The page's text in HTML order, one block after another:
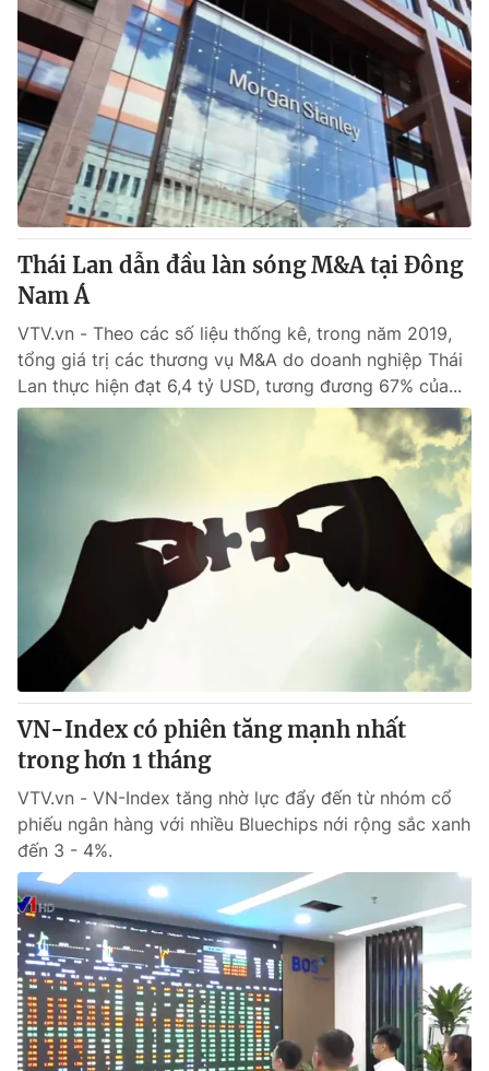
VTV Money VTV Thể thao
VTV Sức khoẻ Bất động sản
Thị trường 24h Tấm lòng Việt
VTV4 Vươn mình bằng AI
VTV9
Liên hệ tòa soạn English
Theo dõi báo trên
Cơ quan chủ quản:
Đài Truyền hình Việt Nam
Cơ quan báo chí: Thời báo VTV
Giấy phép hoạt động báo in và báo điện tử số 483/GP-BTTTT
cấp ngày 29/12/2023
Tổng Biên tập:Vũ Thanh Thủy
Phó Tổng Biên tập: Nguyễn Thị Mỹ Hạnh, Phạm Quốc Thắng,
Nguyễn Trọng Ninh
024.38 355 931 - 024.38 355 932
Ðiện thoại Thời báo VTV:024.66 897 897
Email: toasoan@vtv.vn
Liên hệ quảng cáo:024-7300.7108
Thái Lan dẫn đầu làn sóng M&A tại Đông
Nam Á
VTV.vn - Theo các số liệu thống kê, trong năm 2019,
tổng giá trị các thương vụ M&A do doanh nghiệp Thái
Lan thực hiện đạt 6,4 tỷ USD, tương đương 67% của...
VN-Index có phiên tăng mạnh nhất
trong hơn 1 tháng
VTV.vn - VN-Index tăng nhờ lực đẩy đến từ nhóm cổ
phiếu ngân hàng với nhiều Bluechips nới rộng sắc xanh
đến 3 - 4%.